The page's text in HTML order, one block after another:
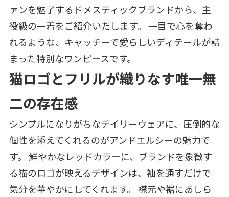
ァンを魅了するドメスティックブランドから、主
役級の一着をご紹介いたします。 一目で心を奪わ
れるような、キャッチーで愛らしいディテールが詰
まった特別なワンピースです。
猫ロゴとフリルが織りなす唯一無
二の存在感
シンプルになりがちなデイリーウェアに、圧倒的な
個性を添えてくれるのがアンドエルシーの魅力で
す。 鮮やかなレッドカラーに、ブランドを象徴す
る猫のロゴが映えるデザインは、袖を通すだけで
気分を華やかにしてくれます。 襟元や裾にあしら